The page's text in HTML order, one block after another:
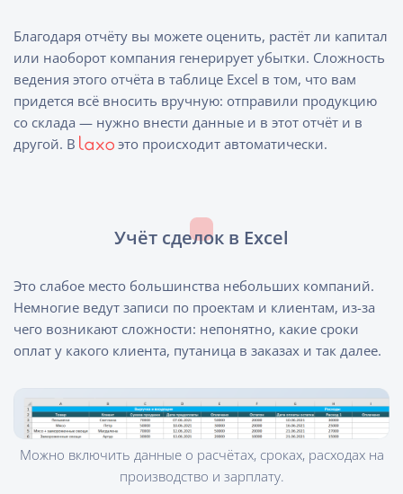
Благодаря отчёту вы можете оценить, растёт ли капитал
или наоборот компания генерирует убытки. Сложность
ведения этого отчёта в таблице Excel в том, что вам
придется всё вносить вручную: отправили продукцию
со склада — нужно внести данные и в этот отчёт и в
другой. В
это происходит автоматически.
Учёт сделок в Excel
Это слабое место большинства небольших компаний.
Немногие ведут записи по проектам и клиентам, из-за
чего возникают сложности: непонятно, какие сроки
оплат у какого клиента, путаница в заказах и так далее.
Можно включить данные о расчётах, сроках, расходах на
производство и зарплату.